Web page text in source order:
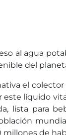
al agua
del
el
líquido
lista para
millones de